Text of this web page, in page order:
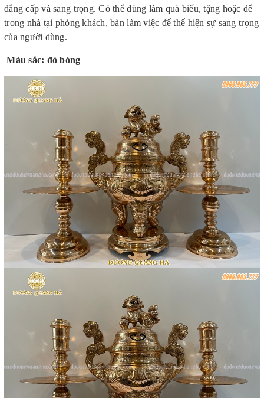
đẳng cấp và sang trọng. Có thể dùng làm quà biếu, tặng hoặc để
trong nhà tại phòng khách, bàn làm việc để thể hiện sự sang trọng
của người dùng.
Màu sắc: đỏ bóng